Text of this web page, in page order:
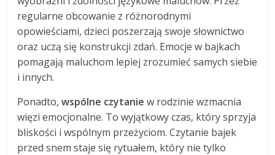
regularne obcowanie z różnorodnymi
opowieściami, dzieci poszerzają swoje słownictwo
oraz uczą się konstrukcji zdań. Emocje w bajkach
pomagają maluchom lepiej zrozumieć samych siebie
i innych.
Ponadto,wspólne czytanie w rodzinie wzmacnia
więzi emocjonalne. To wyjątkowy czas, który sprzyja
bliskości i wspólnym przeżyciom. Czytanie bajek
przed snem staje się rytuałem, który nie tylko